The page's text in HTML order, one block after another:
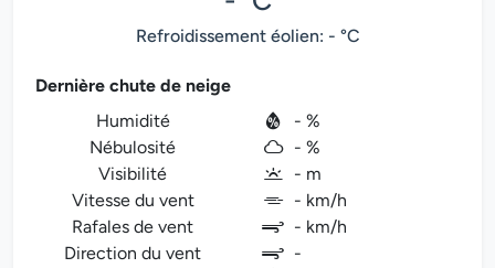
Refroidissement éolien: - °C
Dernière chute de neige
Humidité
- %
Nébulosité
- %
Visibilité
- m
Vitesse du vent
- km/h
Rafales de vent
- km/h
Direction du vent
-